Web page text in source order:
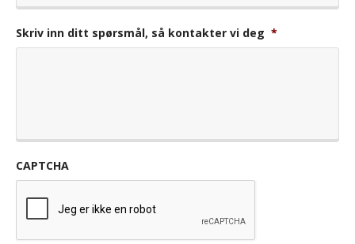
Skriv inn ditt spørsmål, så kontakter vi deg *
CAPTCHA